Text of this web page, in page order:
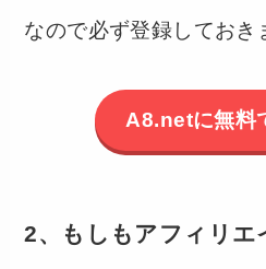
なので必ず登録しておき
A8.netに無料
2、もしもアフィリエ